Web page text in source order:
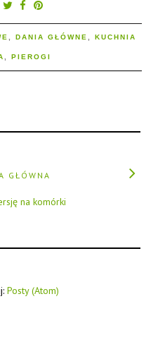
, DANIA GŁÓWNE, KUCHNIA
, PIEROGI
GŁÓWNA
na komórki
Posty (Atom)